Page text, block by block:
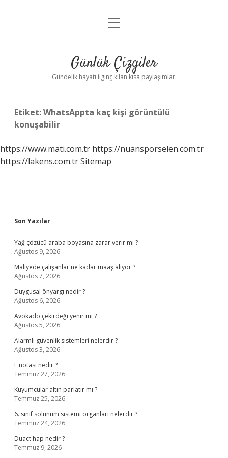
Anasayfa
Yasal Uyarı
menüyü
Günlük Çizgiler
Gündelik hayatı ilginç kılan kısa paylaşımlar.
Etiket:WhatsAppta kaç kişi görüntülü
konuşabilir
https://www.mati.com.tr https://nuansporselen.com.tr
https://lakens.com.trSitemap
Sidebar
Son Yazılar
Yağ çözücü araba boyasına zarar verir mi ?
Ağustos 9, 2026
Maliyede çalışanlar ne kadar maaş alıyor ?
Ağustos 7, 2026
Duygusal önyargı nedir ?
Ağustos 6, 2026
Avokado çekirdeği yenir mi ?
Ağustos 5, 2026
Alarmlı güvenlik sistemleri nelerdir ?
Ağustos 3, 2026
F notası nedir ?
Temmuz 27, 2026
Kuyumcular altın parlatır mı ?
Temmuz 25, 2026
6. sınıf solunum sistemi organları nelerdir ?
Temmuz 24, 2026
Duact hap nedir ?
Temmuz 9, 2026